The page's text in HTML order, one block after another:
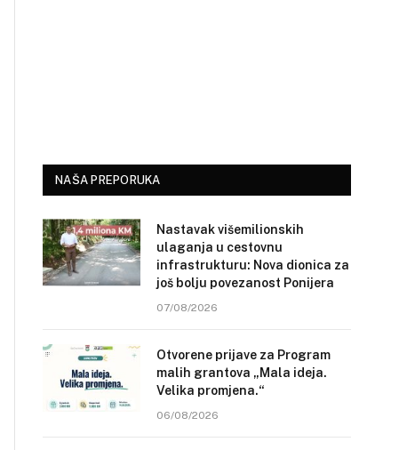
NAŠA PREPORUKA
Nastavak višemilionskih
ulaganja u cestovnu
infrastrukturu: Nova dionica za
još bolju povezanost Ponijera
07/08/2026
Otvorene prijave za Program
malih grantova „Mala ideja.
Velika promjena.“
06/08/2026